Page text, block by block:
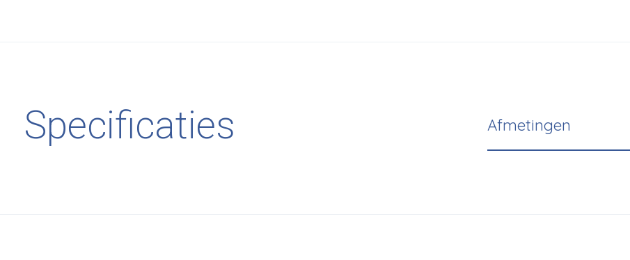
Specificaties Afmetingen